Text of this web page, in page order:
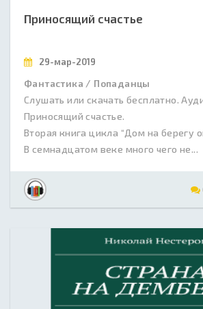
Приносящий счастье
29-мар-2019
Фантастика / Попаданцы
Слушать или скачать бесплатно.
Приносящий счастье.
Вторая книга цикла “Дом на берегу
В семнадцатом веке много чего не...